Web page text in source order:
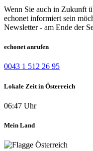
Wenn Sie auch in Zukunft
echonet informiert sein
Newsletter - am Ende der
echonet anrufen
0043 1 512 26 95
Lokale Zeit in Österreich
06:47 Uhr
Mein Land